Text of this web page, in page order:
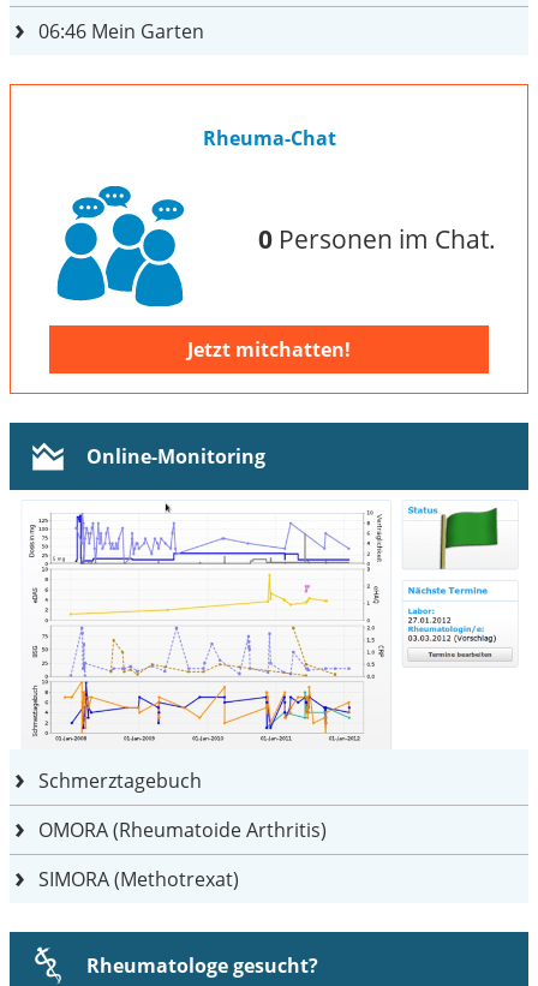
06:46 Mein Garten
Rheuma-Chat
0Personen im Chat.
Jetzt mitchatten!
Online-Monitoring
Schmerztagebuch
OMORA (Rheumatoide Arthritis)
SIMORA (Methotrexat)
Rheumatologe gesucht?